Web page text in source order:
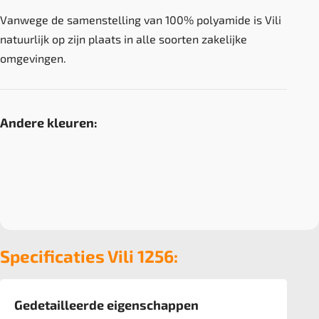
Vanwege de samenstelling van 100% polyamide is Vili
natuurlijk op zijn plaats in alle soorten zakelijke
omgevingen.
Andere kleuren:
Specificaties Vili 1256:
Gedetailleerde eigenschappen